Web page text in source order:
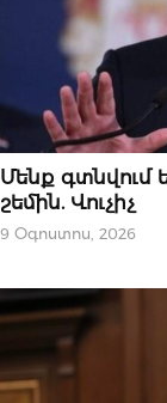
ՄԻՋԱԶԳԱՅԻՆ
Մենք գտնվում
շեմին. Վուչիչ
9 Օգոստոս, 2026